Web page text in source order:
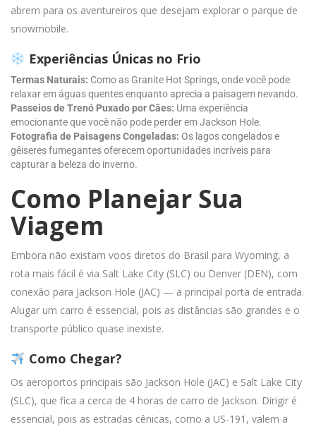
abrem para os aventureiros que desejam explorar o parque de
snowmobile.
Experiências Únicas no Frio
Termas Naturais: Como as Granite Hot Springs, onde você pode
relaxar em águas quentes enquanto aprecia a paisagem nevando.
Passeios de Trenó Puxado por Cães: Uma experiência
emocionante que você não pode perder em Jackson Hole.
Fotografia de Paisagens Congeladas: Os lagos congelados e
gêiseres fumegantes oferecem oportunidades incríveis para
capturar a beleza do inverno.
Como Planejar Sua
Viagem
Embora não existam voos diretos do Brasil para Wyoming, a
rota mais fácil é via Salt Lake City (SLC) ou Denver (DEN), com
conexão para Jackson Hole (JAC) — a principal porta de entrada.
Alugar um carro é essencial, pois as distâncias são grandes e o
transporte público quase inexiste.
Como Chegar?
Os aeroportos principais são Jackson Hole (JAC) e Salt Lake City
(SLC), que fica a cerca de 4 horas de carro de Jackson. Dirigir é
essencial, pois as estradas cênicas, como a US-191, valem a